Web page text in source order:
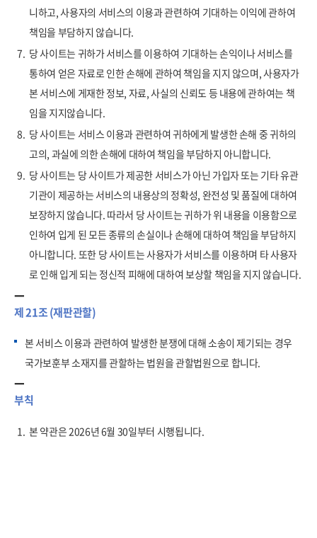
니하고, 사용자의 서비스의 이용과 관련하여 기대하는 이익에 관하여
책임을 부담하지 않습니다.
7. 당 사이트는 귀하가 서비스를 이용하여 기대하는 손익이나 서비스를
통하여 얻은 자료로 인한 손해에 관하여 책임을 지지 않으며, 사용자가
본 서비스에 게재한 정보, 자료, 사실의 신뢰도 등 내용에 관하여는 책
임을 지지않습니다.
8. 당 사이트는 서비스 이용과 관련하여 귀하에게 발생한 손해 중 귀하의
고의, 과실에 의한 손해에 대하여 책임을 부담하지 아니합니다.
9. 당 사이트는 당 사이트가 제공한 서비스가 아닌 가입자 또는 기타 유관
기관이 제공하는 서비스의 내용상의 정확성, 완전성 및 품질에 대하여
보장하지 않습니다. 따라서 당 사이트는 귀하가 위 내용을 이용함으로
인하여 입게 된 모든 종류의 손실이나 손해에 대하여 책임을 부담하지
아니합니다. 또한 당 사이트는 사용자가 서비스를 이용하며 타 사용자
로 인해 입게 되는 정신적 피해에 대하여 보상할 책임을 지지 않습니다.
제 21조 (재판관할)
본 서비스 이용과 관련하여 발생한 분쟁에 대해 소송이 제기되는 경우
국가보훈부 소재지를 관할하는 법원을 관할법원으로 합니다.
부칙
1. 본 약관은 2026년 6월 30일부터 시행됩니다.